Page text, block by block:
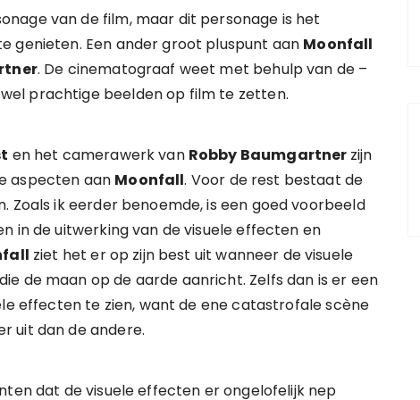
van de film, maar dit personage is het
genieten. Een ander groot pluspunt aan Moonfall
. De cinematograaf weet met behulp van de –
prachtige beelden op film te zetten.
en het camerawerk van Robby Baumgartner zijn
aspecten aan Moonfall. Voor de rest bestaat de
ik eerder benoemde, is een goed voorbeeld
in de uitwerking van de visuele effecten en
ziet het er op zijn best uit wanneer de visuele
de maan op de aarde aanricht. Zelfs dan is er een
effecten te zien, want de ene catastrofale scène
uit dan de andere.
dat de visuele effecten er ongelofelijk nep